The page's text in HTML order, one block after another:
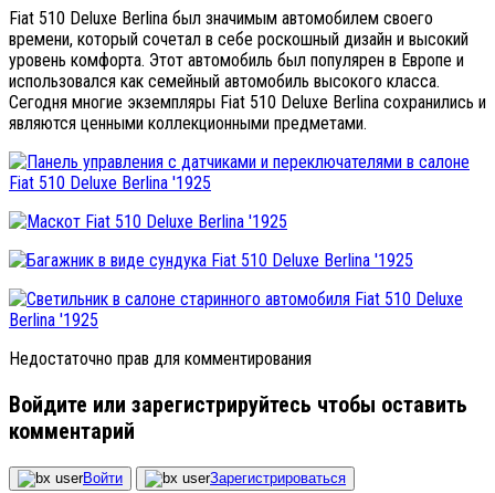
Fiat 510 Deluxe Berlina был значимым автомобилем своего
времени, который сочетал в себе роскошный дизайн и высокий
уровень комфорта. Этот автомобиль был популярен в Европе и
использовался как семейный автомобиль высокого класса.
Сегодня многие экземпляры Fiat 510 Deluxe Berlina сохранились и
являются ценными коллекционными предметами.
Недостаточно прав для комментирования
Войдите или зарегистрируйтесь чтобы оставить
комментарий
Войти Зарегистрироваться